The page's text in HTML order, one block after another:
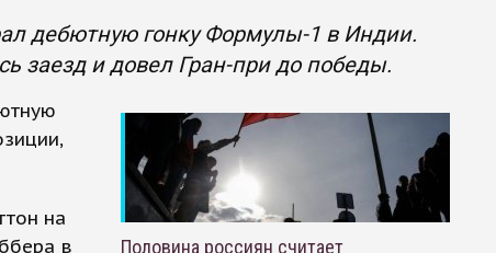
дебютную гонку Формулы-1 в Индии.
заезд и довел Гран-при до победы.
на
в
Половина россиян считает